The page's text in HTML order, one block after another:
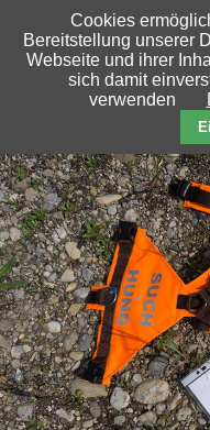
Das
sind
wir
Galerie
Kriminalistik
Cold
Case
Caniden
Institut
für
Links
Kontakt/
Cookies
Bereitstellung unserer
Webseite und ihrer
sich damit
verwenden